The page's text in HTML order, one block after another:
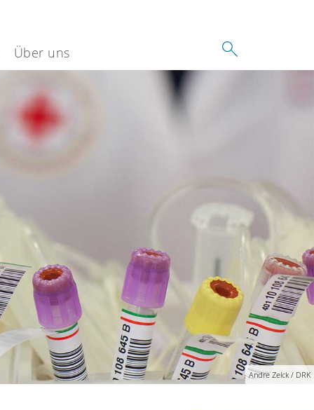
Über uns
Andre Zelck / DRK